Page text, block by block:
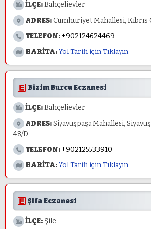
İLÇE:Bahçelievler
ADRES:Cumhuriyet Mahallesi, Kıbrıs
TELEFON: +902124624469
HARİTA:Yol Tarifi için Tıklayın
Bizim Burcu Eczanesi
İLÇE:Bahçelievler
ADRES:Siyavuşpaşa Mahallesi,
48/D
TELEFON: +902125533910
HARİTA:Yol Tarifi için Tıklayın
Şifa Eczanesi
İLÇE: Şile